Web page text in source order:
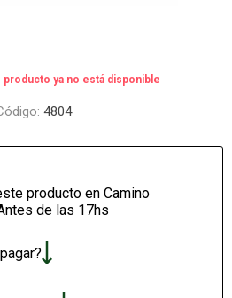
ya no está disponible
4804
producto en Camino
de las 17hs